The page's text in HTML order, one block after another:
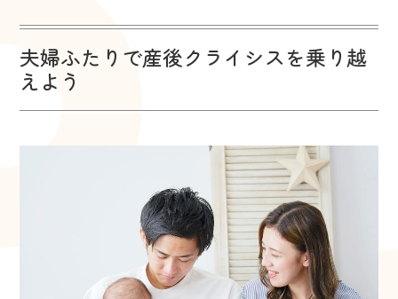
夫婦ふたりで産後クライシスを乗り越
えよう